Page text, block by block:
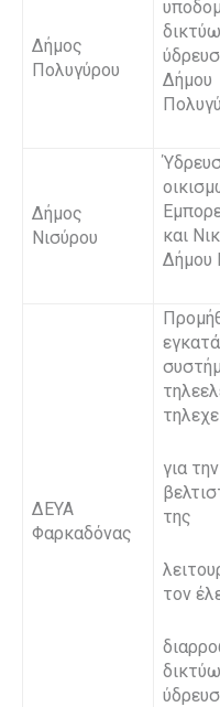
Δήμος
Πολυγύρου
Δήμου
Δήμος
Νισύρου
και
Δήμου
ΔΕΥΑ
Φαρκαδόνας
για την
της
τον